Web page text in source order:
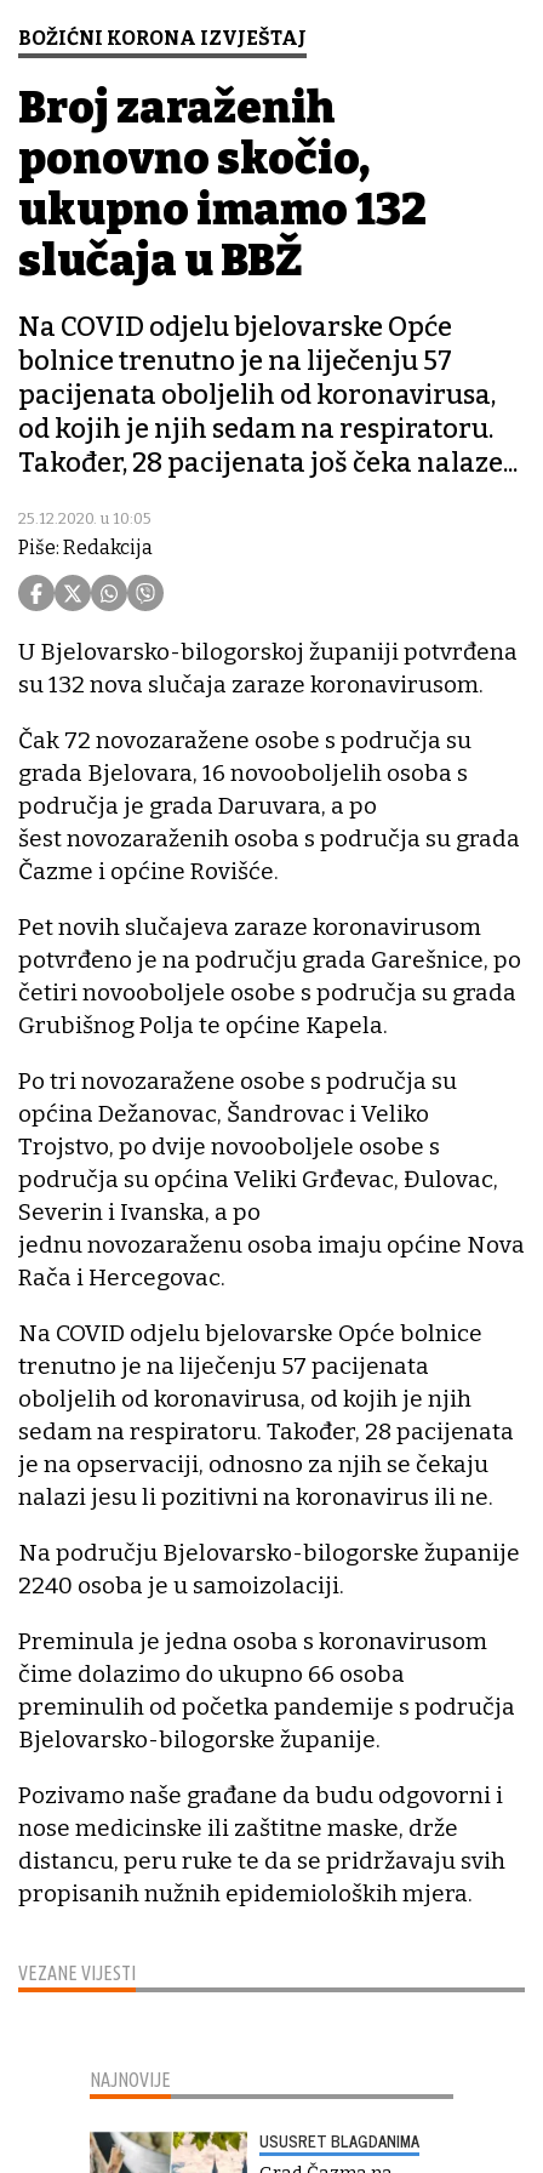
BOŽIĆNI KORONA IZVJEŠTAJ
Broj zaraženih
ponovno skočio,
ukupno imamo 132
slučaja u BBŽ
Na COVID odjelu bjelovarske Opće
bolnice trenutno je na liječenju 57
pacijenata oboljelih od koronavirusa,
od kojih je njih sedam na respiratoru.
Također, 28 pacijenata još čeka nalaze...
25.12.2020. u 10:05
Piše: Redakcija
VEZANE VIJESTI
U Bjelovarsko-bilogorskoj županiji potvrđena
su 132 nova slučaja zaraze koronavirusom.
Čak 72 novozaražene osobe s područja su
grada Bjelovara, 16 novooboljelih osoba s
područja je grada Daruvara, a po
šest novozaraženih osoba s područja su grada
Čazme i općine Rovišće.
Pet novih slučajeva zaraze koronavirusom
potvrđeno je na području grada Garešnice, po
četiri novooboljele osobe s područja su grada
Grubišnog Polja te općine Kapela.
Po tri novozaražene osobe s područja su
općina Dežanovac, Šandrovac i Veliko
Trojstvo, po dvije novooboljele osobe s
područja su općina Veliki Grđevac, Đulovac,
Severin i Ivanska, a po
jednu novozaraženu osoba imaju općine Nova
Rača i Hercegovac.
Na COVID odjelu bjelovarske Opće bolnice
trenutno je na liječenju 57 pacijenata
oboljelih od koronavirusa, od kojih je njih
sedam na respiratoru. Također, 28 pacijenata
je na opservaciji, odnosno za njih se čekaju
nalazi jesu li pozitivni na koronavirus ili ne.
Na području Bjelovarsko-bilogorske županije
2240 osoba je u samoizolaciji.
Preminula je jedna osoba s koronavirusom
čime dolazimo do ukupno 66 osoba
preminulih od početka pandemije s područja
Bjelovarsko-bilogorske županije.
Pozivamo naše građane da budu odgovorni i
nose medicinske ili zaštitne maske, drže
distancu, peru ruke te da se pridržavaju svih
propisanih nužnih epidemioloških mjera.
NAJNOVIJE
USUSRET BLAGDANIMA